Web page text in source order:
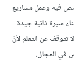
فيه وعمل مشاريع
سيرة ذاتية جيدة
تتوقف عن التعلم لأنّ
المجال.